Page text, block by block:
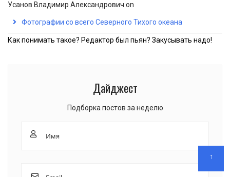
Усанов Владимир Александрович on
Фотографии со всего Северного Тихого океана
Как понимать такое? Редактор был пьян? Закусывать надо!
Дайджест
Подборка постов за неделю
↑